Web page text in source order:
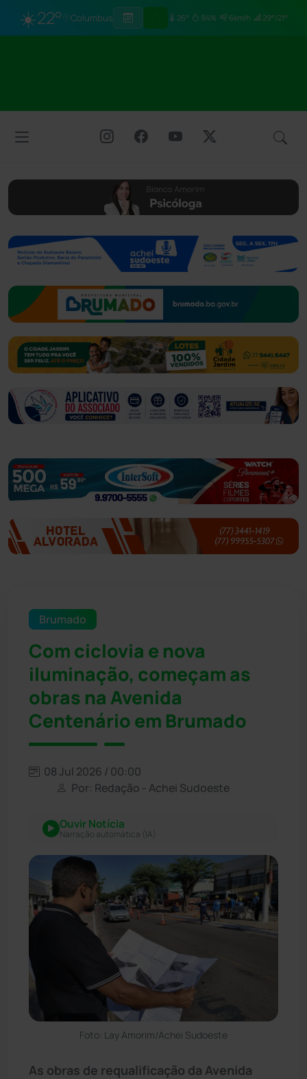
☀️22° Columbus 26° 94% 6km/h 29°/21°
Brumado
Com ciclovia e nova
iluminação, começam as
obras na Avenida
Centenário em Brumado
08 Jul 2026 / 00:00
Por: Redação - Achei Sudoeste
Ouvir Notícia
Narração automática (IA)
Foto: Lay Amorim/Achei Sudoeste
As obras de requalificação da Avenida